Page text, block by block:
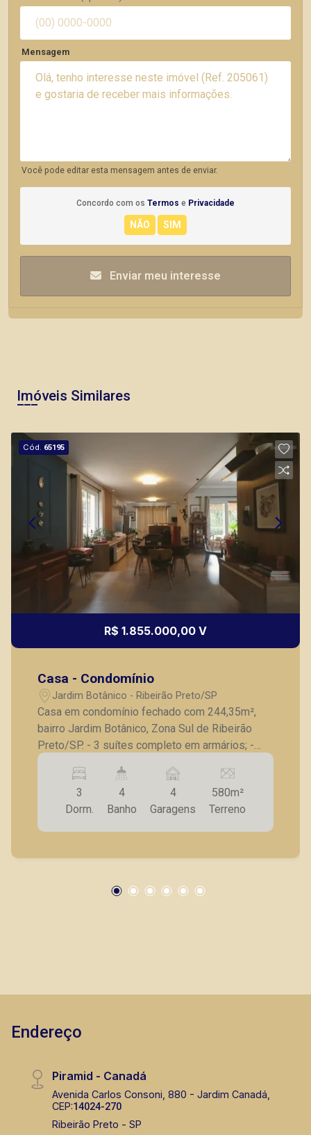
Mensagem
Você pode editar esta mensagem antes de enviar.
Concordo com os Termos e Privacidade
Enviar meu interesse
Imóveis Similares
Cód. 65195
R$ 1.855.000,00 V
Casa - Condomínio
Jardim Botânico - Ribeirão Preto/SP
Casa em condomínio fechado com 244,35m²,
bairro Jardim Botânico, Zona Sul de Ribeirão
Preto/SP. - 3 suítes completo em armários; -
Lavabo; - Sala para 3 ambientes; - Varanda
gourmet; - Cozinha planejada; - Churrasqueira; -
Área de serviço; - Quintal; - 4 vagas de garagem.
A Piramid tem como objetivo atender seus
clientes com agilidade e segurança, em locação,
nos principais lançamentos da cidade de
3
Dorm.
4
Banho
4
Garagens
580m²
Terreno
Endereço
Piramid - Canadá
Avenida Carlos Consoni, 880 - Jardim Canadá,
CEP:14024-270
Ribeirão Preto - SP